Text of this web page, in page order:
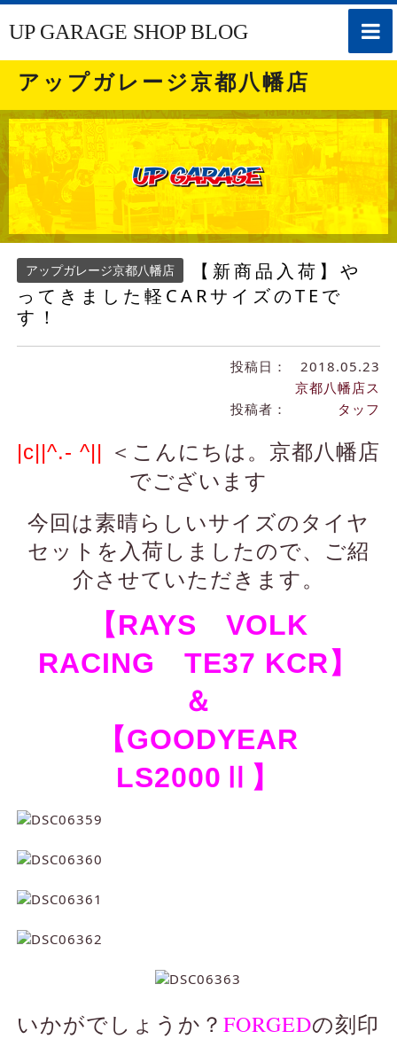
toggle
UP GARAGE SHOP BLOG
アップガレージ京都八幡店
アップガレージ京都八幡店
【新商品入荷】や
ってきました軽CARサイズのTEで
す！
投稿日： 2018.05.23
投稿者：
京都八幡店ス
タッフ
|c||^.- ^|| ＜こんにちは。京都八幡店
でございます
今回は素晴らしいサイズのタイヤ
セットを入荷しましたので、ご紹
介させていただきます。
【RAYS VOLK
RACING TE37 KCR】
＆
【GOODYEAR
LS2000Ⅱ】
いかがでしょうか？FORGEDの刻印